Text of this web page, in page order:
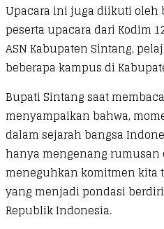
Upacara ini juga diikuti oleh
peserta upacara dari Kodim
ASN Kabupaten Sintang,
beberapa kampus di
Bupati Sintang saat
menyampaikan bahwa,
dalam sejarah bangsa
hanya mengenang rumusan
meneguhkan komitmen
yang menjadi pondasi
Republik Indonesia.